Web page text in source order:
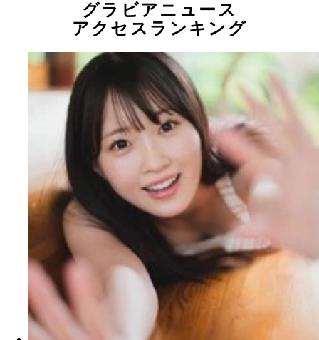
グラビアニュース
アクセスランキング